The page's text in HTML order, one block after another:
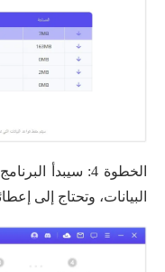
الخطوة 4: سيبدأ
البيانات، وتحتاج إلى